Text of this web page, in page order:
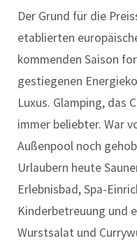
Der Grund für die
etablierten
kommenden Saison
gestiegenen
Luxus. Glamping, das
immer beliebter. War
Außenpool noch
Urlaubern heute
Erlebnisbad, Spa-
Kinderbetreuung und
Wurstsalat und